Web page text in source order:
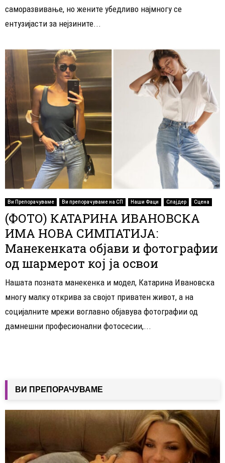
саморазвивање, но жените убедливо најмногу се
ентузијасти за нејзините...
Ви Препорачуваме Ви препорачуваме на СП Наши Фаци Слајдер Сцена
(ФОТО) КАТАРИНА ИВАНОВСКА
ИМА НОВА СИМПАТИЈА:
Манекенката објави и фотографии
од шармерот кој ја освои
Нашата позната манекенка и модел, Катарина Ивановска
многу малку открива за својот приватен живот, а на
социјалните мрежи воглавно објавува фотографии од
дамнешни професионални фотосесии,...
ВИ ПРЕПОРАЧУВАМЕ